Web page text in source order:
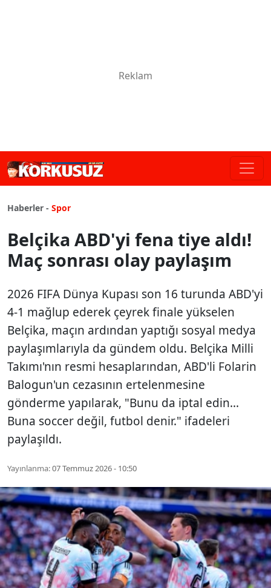
Haberler - Spor
Belçika ABD'yi fena tiye aldı!
Maç sonrası olay paylaşım
2026 FIFA Dünya Kupası son 16 turunda ABD'yi
4-1 mağlup ederek çeyrek finale yükselen
Belçika, maçın ardından yaptığı sosyal medya
paylaşımlarıyla da gündem oldu. Belçika Milli
Takımı'nın resmi hesaplarından, ABD'li Folarin
Balogun'un cezasının ertelenmesine
gönderme yapılarak, "Bunu da iptal edin...
Buna soccer değil, futbol denir." ifadeleri
paylaşıldı.
Yayınlanma:07 Temmuz 2026 - 10:50